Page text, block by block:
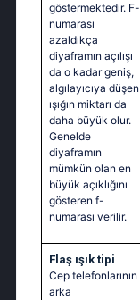
göstermektedir. F-
numarası
azaldıkça
diyaframın açılışı
da o kadar geniş,
algılayıcıya düşen
ışığın miktarı da
daha büyük olur.
Genelde
diyaframın
mümkün olan en
büyük açıklığını
gösteren f-
numarası verilir.
Flaş ışık tipi
Cep telefonlarının
arka